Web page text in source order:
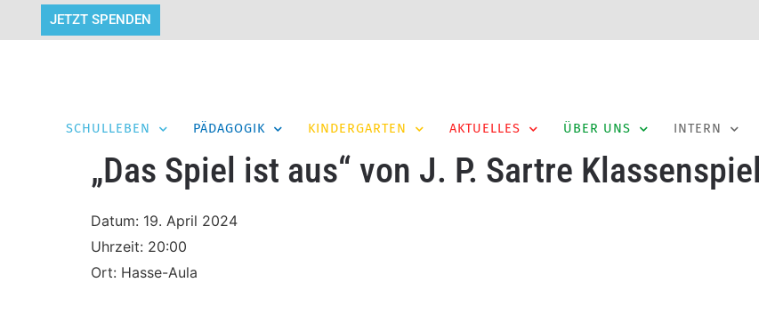
JETZT SPENDEN
SCHULLEBEN PÄDAGOGIK KINDERGARTEN AKTUELLES ÜBER UNS INTERN
„Das Spiel ist aus“ von J. P. Sartre
Datum: 19. April 2024
Uhrzeit: 20:00
Ort: Hasse-Aula